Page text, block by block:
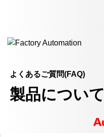
よくあるご質問(FAQ)
製品について